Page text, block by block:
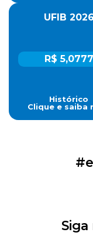
UFIB 2026
R$ 5,0777
Histórico
Clique e saiba
Siga